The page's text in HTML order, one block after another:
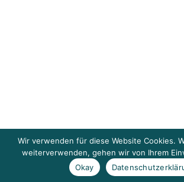
Wir verwenden für diese Website Cookies.
weiterverwenden, gehen wir von Ihrem
Okay